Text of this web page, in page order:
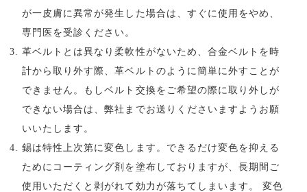
が一皮膚に異常が発生した場合は、すぐに使用をやめ、
専門医を受診ください。
革ベルトとは異なり柔軟性がないため、合金ベルトを時
計から取り外す際、革ベルトのように簡単に外すことが
できません。もしベルト交換をご希望の際に取り外しが
できない場合は、弊社までお送りくださいますようお願
いいたします。
錫は特性上次第に変色します。できるだけ変色を抑える
ためにコーティング剤を塗布しておりますが、長期間ご
使用いただくと剥がれて効力が落ちてしまいます。
変色